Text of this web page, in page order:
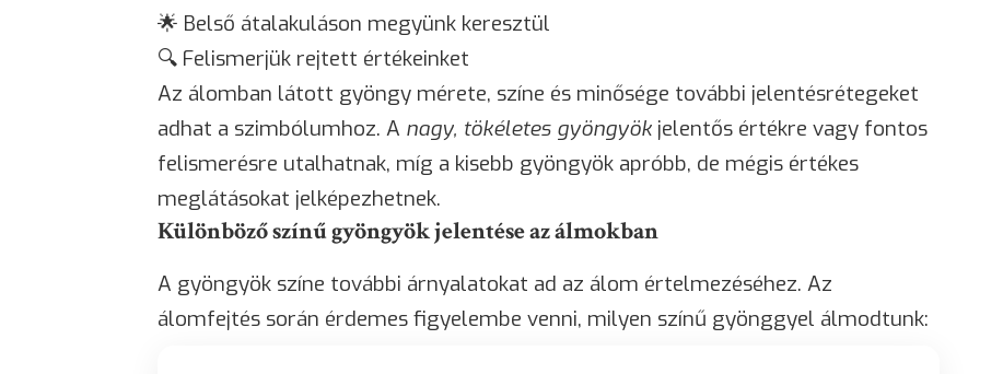
🌟 Belső átalakuláson megyünk keresztül
🔍 Felismerjük rejtett értékeinket
Az álomban látott gyöngy mérete, színe és minősége további jelentésrétegeket
adhat a szimbólumhoz. A nagy, tökéletes gyöngyök jelentős értékre vagy fontos
felismerésre utalhatnak, míg a kisebb gyöngyök apróbb, de mégis értékes
meglátásokat jelképezhetnek.
Különböző színű gyöngyök jelentése az álmokban
A gyöngyök színe további árnyalatokat ad az álom értelmezéséhez. Az
álomfejtés során érdemes figyelembe venni, milyen színű gyönggyel álmodtunk: